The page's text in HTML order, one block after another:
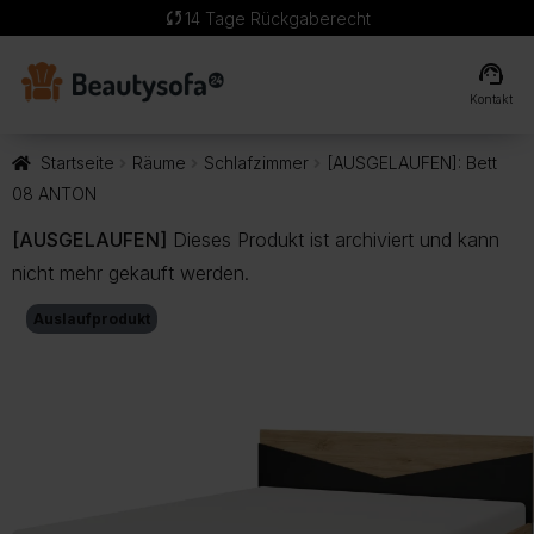
sync 14 Tage Rückgaberecht
support_agent
Kontakt
Startseite Räume Schlafzimmer
[AUSGELAUFEN]: Bett
08 ANTON
[AUSGELAUFEN] Dieses Produkt ist archiviert und kann
nicht mehr gekauft werden.
Auslaufprodukt